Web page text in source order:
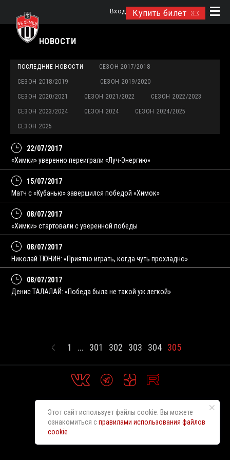
Купить билет
Вход
НОВОСТИ
ПОСЛЕДНИЕ НОВОСТИ СЕЗОН 2017/2018
СЕЗОН 2018/2019 СЕЗОН 2019/2020
СЕЗОН 2020/2021 СЕЗОН 2021/2022 СЕЗОН 2022/2023
СЕЗОН 2023/2024 СЕЗОН 2024 СЕЗОН 2024/2025
СЕЗОН 2025
22/07/2017
«Химки» уверенно переиграли «Луч-Энергию»
15/07/2017
Матч с «Кубанью» завершился победой «Химок»
08/07/2017
«Химки» стартовали с уверенной победы
08/07/2017
Николай ТЮНИН: «Приятно играть, когда чуть прохладно»
08/07/2017
Денис ТАЛАЛАЙ: «Победа была не такой уж легкой»
1 ... 301 302 303 304 305
Этот сайт использует файлы cookie. Вы можете
ознакомиться справилами использования файлов
cookie